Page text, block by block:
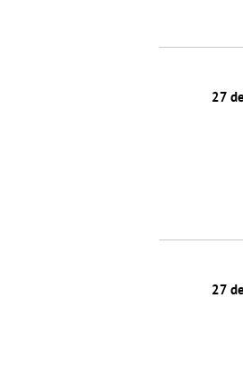
27
27